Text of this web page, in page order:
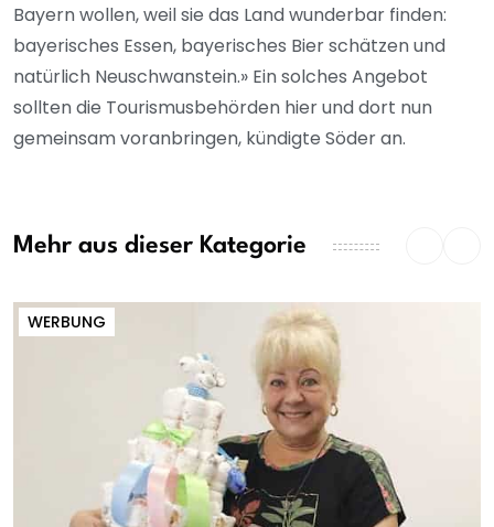
Bayern wollen, weil sie das Land wunderbar finden:
bayerisches Essen, bayerisches Bier schätzen und
natürlich Neuschwanstein.» Ein solches Angebot
sollten die Tourismusbehörden hier und dort nun
gemeinsam voranbringen, kündigte Söder an.
Mehr aus dieser Kategorie
WERBUNG